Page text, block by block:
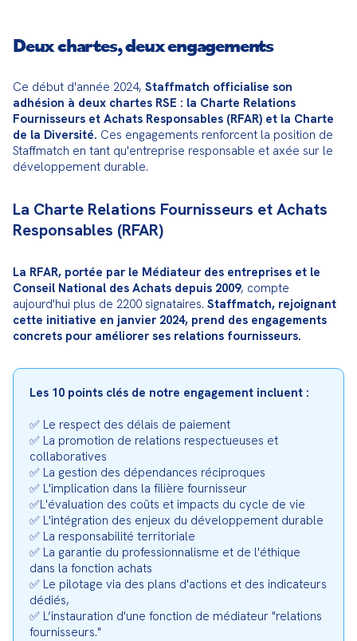
Deux chartes, deux engagements
Ce début d'année 2024, Staffmatch officialise son
adhésion à deux chartes RSE : la Charte Relations
Fournisseurs et Achats Responsables (RFAR) et la Charte
de la Diversité. Ces engagements renforcent la position de
Staffmatch en tant qu'entreprise responsable et axée sur le
développement durable.
La Charte Relations Fournisseurs et Achats
Responsables (RFAR)
La RFAR, portée par le Médiateur des entreprises et le
Conseil National des Achats depuis 2009, compte
aujourd'hui plus de 2200 signataires. Staffmatch, rejoignant
cette initiative en janvier 2024, prend des engagements
concrets pour améliorer ses relations fournisseurs.
Les 10 points clés de notre engagement incluent :
✅ Le respect des délais de paiement
✅ La promotion de relations respectueuses et
collaboratives
✅ La gestion des dépendances réciproques
✅ L'implication dans la filière fournisseur
✅L'évaluation des coûts et impacts du cycle de vie
✅ L'intégration des enjeux du développement durable
✅ La responsabilité territoriale
✅ La garantie du professionnalisme et de l'éthique
dans la fonction achats
✅ Le pilotage via des plans d'actions et des indicateurs
dédiés,
✅ L’instauration d'une fonction de médiateur "relations
fournisseurs."